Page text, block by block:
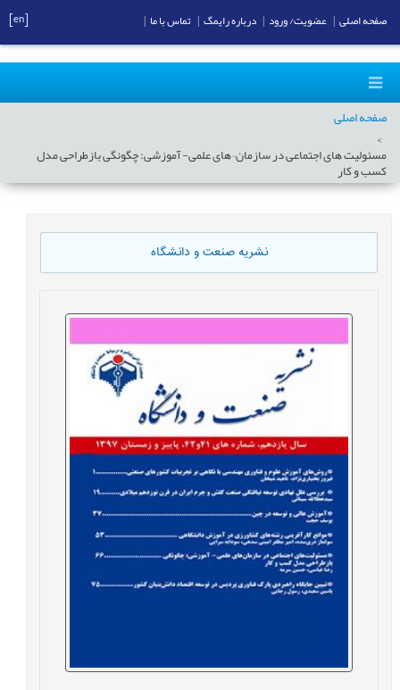
صفحه اصلی
مسئولیت های اجتماعی در سازمان¬های علمی- آموزشی: چگونگی بازطراحی مدل
کسب و کار
نشریه صنعت و دانشگاه
صفحه اصلی عضویت/ ورود درباره رایمگ تماس با ما